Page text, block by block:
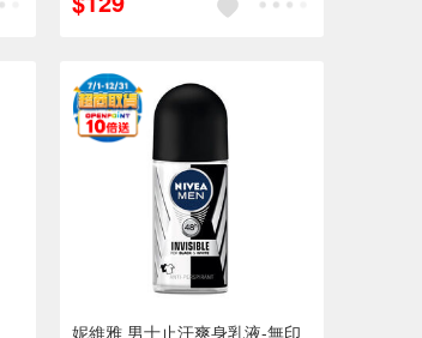
妮維雅 男士止汗爽身乳液-無印